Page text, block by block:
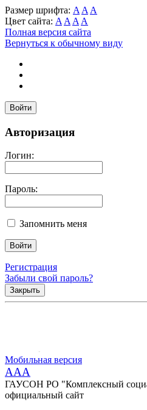
Размер шрифта: A A A
Цвет сайта: A A A A
Полная версия сайта
Вернуться к обычному виду
Войти
Авторизация
Логин:
Пароль:
Запомнить меня
Регистрация
Забыли свой пароль?
Закрыть
Мобильная версия
AAA
ГАУСОН РО "Комплексный
официальный сайт